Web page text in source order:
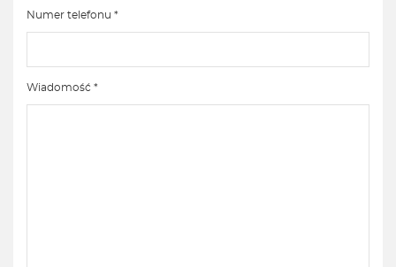
Numer telefonu *
Wiadomość *